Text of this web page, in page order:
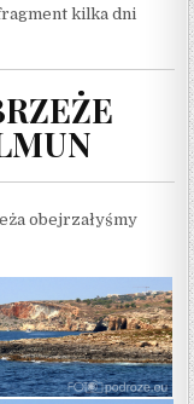
kilka dni
obejrzałyśmy